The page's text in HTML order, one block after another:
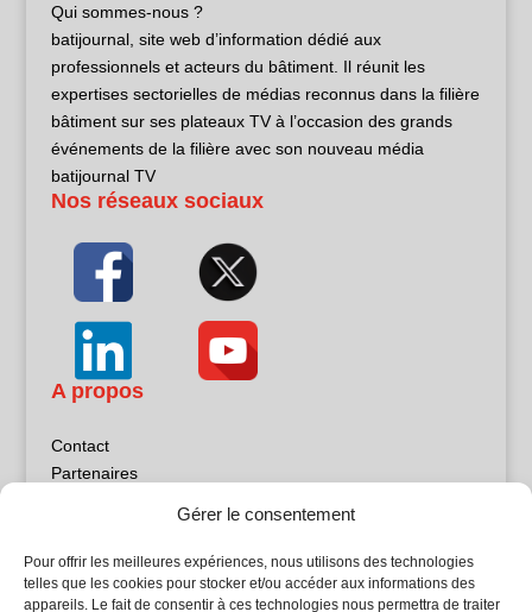
Gérer le consentement
Pour offrir les meilleures expériences, nous utilisons des technologies
telles que les cookies pour stocker et/ou accéder aux informations des
appareils. Le fait de consentir à ces technologies nous permettra de traiter
Qui sommes-nous ?
batijournal, site web d’information dédié aux
professionnels et acteurs du bâtiment. Il réunit les
expertises sectorielles de médias reconnus dans la filière
bâtiment sur ses plateaux TV à l’occasion des grands
événements de la filière avec son nouveau média
batijournal TV
Nos réseaux sociaux
A propos
Contact
Partenaires
Politique de confidentialité
Sites partenaires